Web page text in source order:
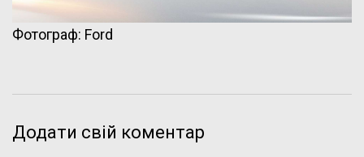
Фотограф: Ford
Додати свій коментар